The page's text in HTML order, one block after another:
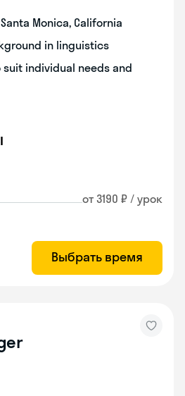
Monica, California
in linguistics
suit individual needs and
от 3190 ₽ / урок
Выбрать время